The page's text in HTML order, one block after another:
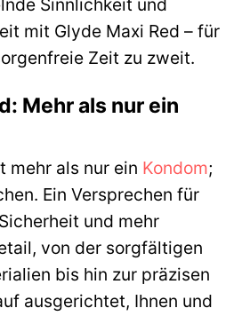
mit Glyde Maxi Red – für
Zeit zu zweit.
Mehr als nur ein
mehr als nur ein Kondom;
Ein Versprechen für
und mehr
von der sorgfältigen
bis hin zur präzisen
ausgerichtet, Ihnen und